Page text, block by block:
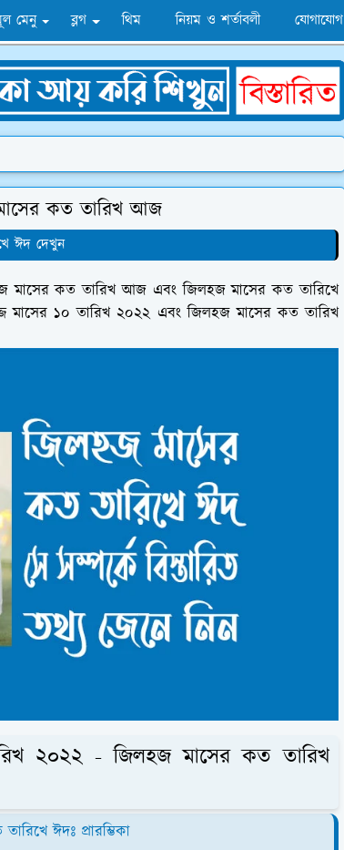
মেনু ব্লগ থিম নিয়ম ও শর্তাবলী যোগাযোগ
কত তারিখ আজ
ঈদ দেখুন
মাসের কত তারিখ আজ এবং জিলহজ মাসের কত তারিখে
মাসের ১০ তারিখ ২০২২ এবং জিলহজ মাসের কত তারিখ
২০২২ - জিলহজ মাসের কত তারিখ
ঈদঃ প্রারম্ভিকা